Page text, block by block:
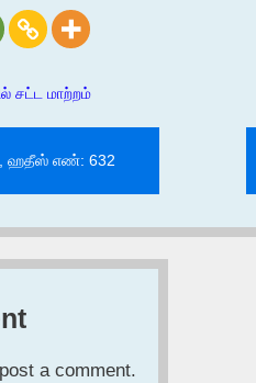
சட்ட மாற்றம்
ஹதீஸ் எண்: 632
a comment.